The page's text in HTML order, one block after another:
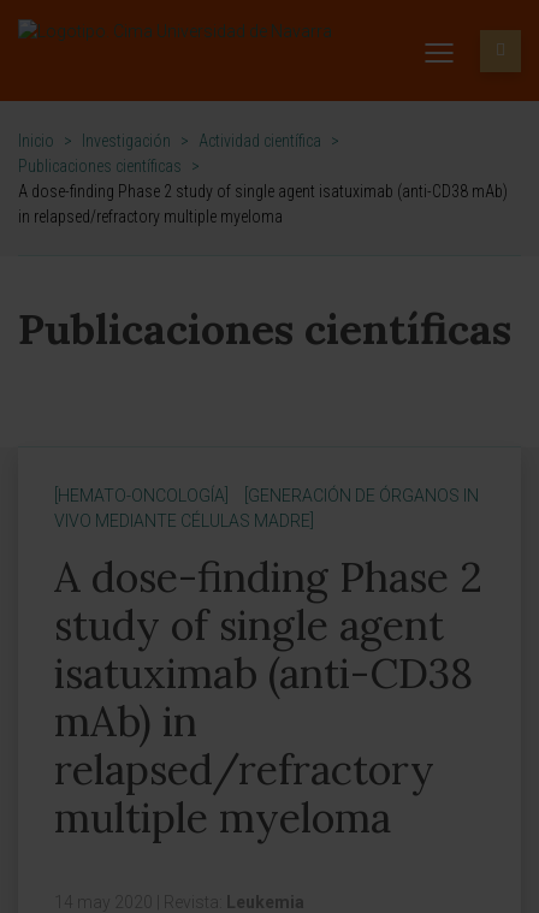
Inicio > Investigación > Actividad científica
>
Publicaciones científicas
>
A dose-finding Phase 2 study of single agent isatuximab (anti-CD38 mAb)
in relapsed/refractory multiple myeloma
Publicaciones científicas
[HEMATO-ONCOLOGÍA]
[GENERACIÓN DE ÓRGANOS IN
VIVO MEDIANTE CÉLULAS MADRE]
A dose-finding Phase 2
study of single agent
isatuximab (anti-CD38
mAb) in
relapsed/refractory
multiple myeloma
14 may 2020 Revista: Leukemia